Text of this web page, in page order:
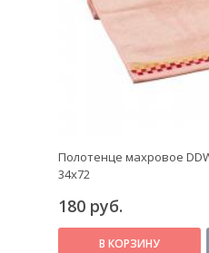
Полотенце махровое
34x72
180 руб.
В КОРЗИНУ